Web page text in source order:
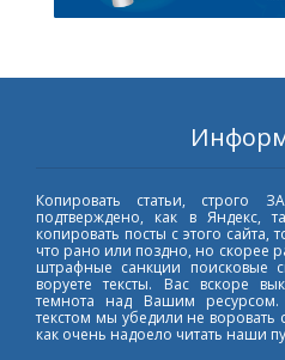
Копировать статьи, строго
подтверждено, как в Яндекс,
копировать посты с этого сайта,
что рано или поздно, но скорее
штрафные санкции поисковые
воруете тексты. Вас вскоре
темнота над Вашим
текстом мы убедили не воровать
как очень надоело читать наши